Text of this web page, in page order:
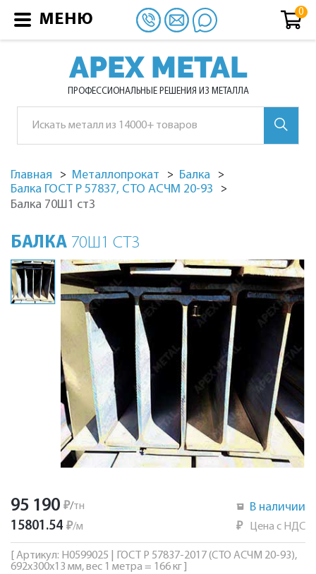
APEX METAL
ПРОФЕССИОНАЛЬНЫЕ РЕШЕНИЯ ИЗ МЕТАЛЛА
Главная Металлопрокат
Балка
Балка ГОСТ Р 57837, СТО АСЧМ 20-93
Балка 70Ш1 ст3
БАЛКА 70Ш1 СТ3
95 190 ₽/тн
15801.54 ₽/м
В наличии
₽ Цена с НДС
[ Артикул: Н0599025 | ГОСТ Р 57837-2017 (СТО АСЧМ 20-93),
692х300х13 мм, вес 1 метра = 166 кг ]
МЕНЮ